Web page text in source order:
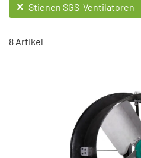
AKTIVE FILTER
Stienen SGS-Ventilatoren
8 Artikel